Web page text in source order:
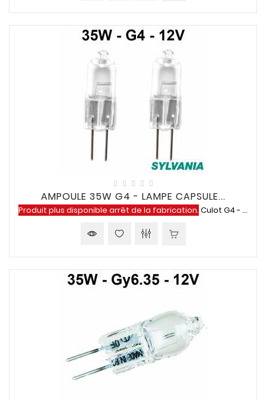
AMPOULE 35W G4 - LAMPE CAPSULE...
Produit plus disponible arrêt de la fabrication. Culot G4 - ...